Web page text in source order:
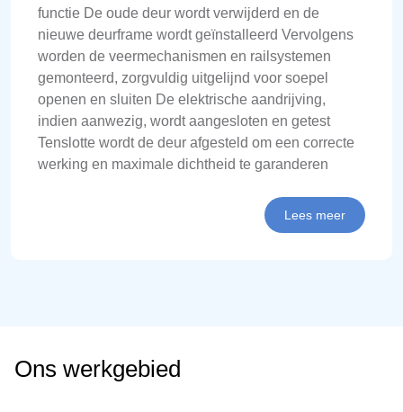
functie De oude deur wordt verwijderd en de
nieuwe deurframe wordt geïnstalleerd Vervolgens
worden de veermechanismen en railsystemen
gemonteerd, zorgvuldig uitgelijnd voor soepel
openen en sluiten De elektrische aandrijving,
indien aanwezig, wordt aangesloten en getest
Tenslotte wordt de deur afgesteld om een correcte
werking en maximale dichtheid te garanderen
Lees meer
Ons werkgebied